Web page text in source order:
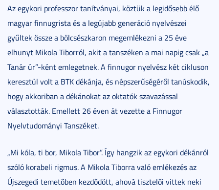
Az egykori professzor tanítványai, köztük a legidősebb élő
magyar finnugrista és a legújabb generáció nyelvészei
gyűltek össze a bölcsészkaron megemlékezni a 25 éve
elhunyt Mikola Tiborról, akit a tanszéken a mai napig csak „a
Tanár úr”-ként emlegetnek. A finnugor nyelvész két cikluson
keresztül volt a BTK dékánja, és népszerűségéről tanúskodik,
hogy akkoriban a dékánokat az oktatók szavazással
választották. Emellett 26 éven át vezette a Finnugor
Nyelvtudományi Tanszéket.
„Mi kóla, ti bor, Mikola Tibor”. Így hangzik az egykori dékánról
szóló korabeli rigmus. A Mikola Tiborra való emlékezés az
Újszegedi temetőben kezdődött, ahová tisztelői vittek neki